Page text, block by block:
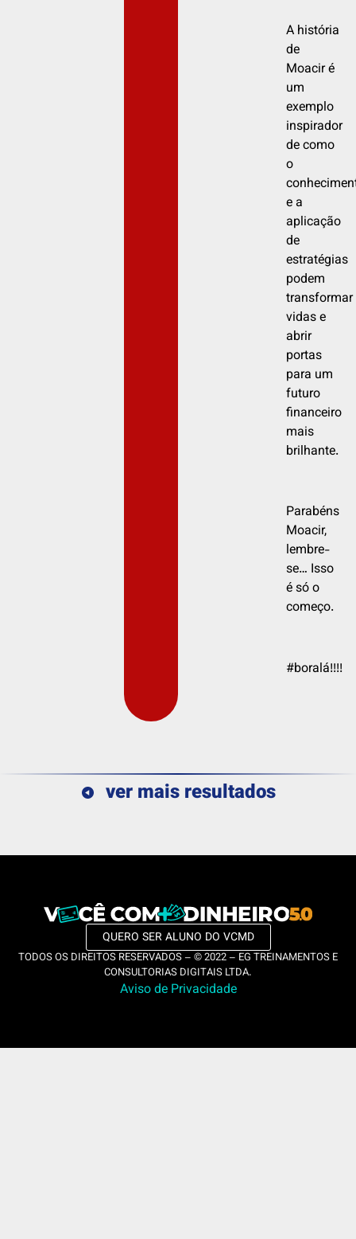
A história
de
Moacir é
um
exemplo
inspirador
de como
o
e a
aplicação
de
estratégias
podem
transformar
vidas e
abrir
portas
para um
futuro
financeiro
mais
brilhante.
Parabéns
Moacir,
lembre-
se… Isso
é só o
começo.
#boralá!!!!
ver mais resultados
QUERO SER ALUNO DO VCMD
TODOS OS DIREITOS RESERVADOS – © 2022 – EG TREINAMENTOS E
CONSULTORIAS DIGITAIS LTDA.
Aviso de Privacidade